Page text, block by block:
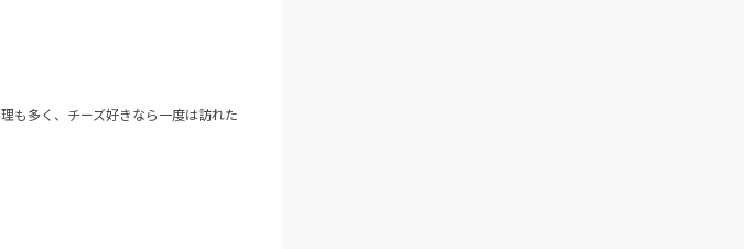
も多く、チーズ好きなら一度は訪れた